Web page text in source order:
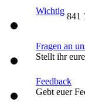
Wichtig
841
Fragen an
Stellt ihr
Feedback
Gebt euer